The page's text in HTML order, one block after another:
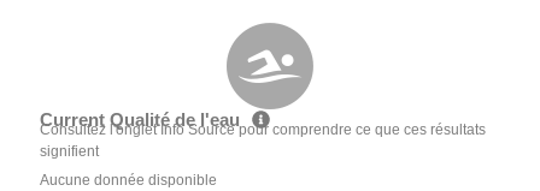
Current Qualité de l'eau
Consultez l'onglet Info Source pour comprendre ce que ces résultats
signifient
Aucune donnée disponible